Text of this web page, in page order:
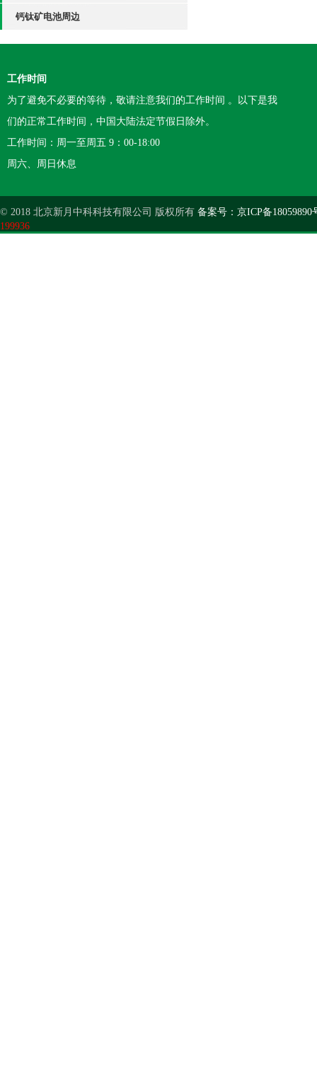
钙钛矿电池周边
工作时间
为了避免不必要的等待，敬请注意我们的工作时间 。以下是我
们的正常工作时间，中国大陆法定节假日除外。
工作时间：周一至周五 9：00-18:00
周六、周日休息
© 2018 北京新月中科科技有限公司 版权所有 备案号：京ICP备18059890
199936